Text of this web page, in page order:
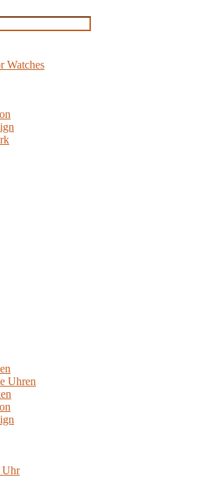
Uhren
Uhr